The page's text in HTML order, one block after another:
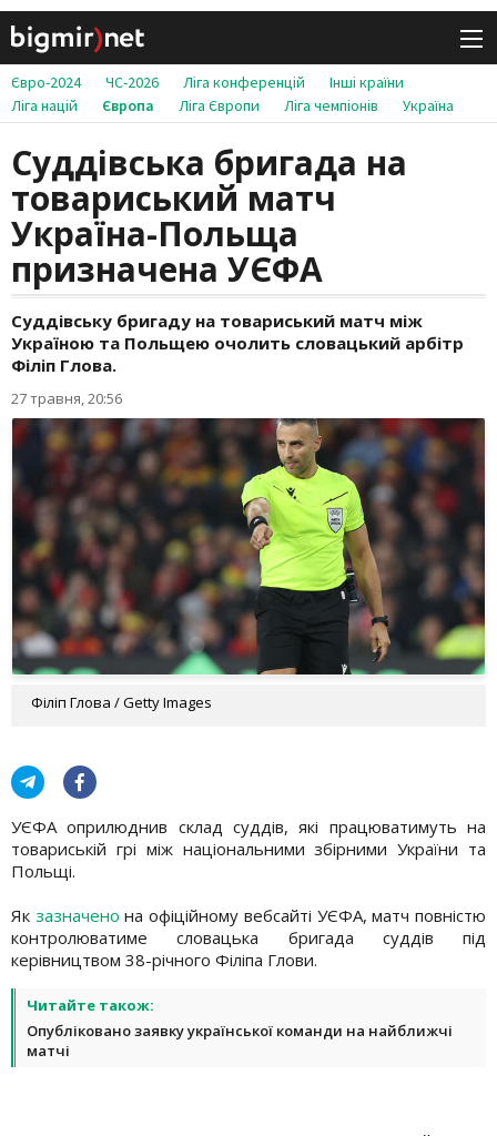
Євро-2024 ЧС-2026 Ліга конференцій
Інші країни
Ліга націй
Європа Ліга Європи Ліга чемпіонів Україна
Суддівська бригада на
товариський матч
Україна-Польща
призначена УЄФА
Суддівську бригаду на товариський матч між
Україною та Польщею очолить словацький арбітр
Філіп Глова.
27 травня, 20:56
Філіп Глова / Getty Images
УЄФА оприлюднив склад суддів, які працюватимуть на
товариській грі між національними збірними України та
Польщі.
Як зазначено на офіційному вебсайті УЄФА, матч повністю
контролюватиме словацька бригада суддів під
керівництвом 38-річного Філіпа Глови.
Читайте також:
Опубліковано заявку української команди на найближчі
матчі